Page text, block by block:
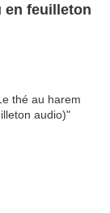
en feuilleton